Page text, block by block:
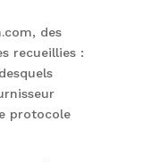
des
recueillies :
protocole